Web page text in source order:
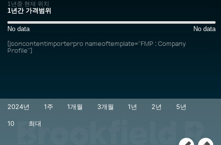
1년중 현재 위치
No data No data
[jsoncontentimporterpro nameoftemplate="FMP : Company
Profile"]
Brookfield R